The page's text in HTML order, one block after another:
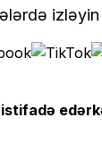
izləyin